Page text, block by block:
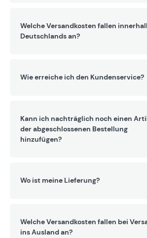
Welche Versandkosten fallen
Deutschlands an?
Wie erreiche ich den Kundenservice?
Kann ich nachträglich noch einen
der abgeschlossenen Bestellung
hinzufügen?
Wo ist meine Lieferung?
Welche Versandkosten fallen bei
ins Ausland an?